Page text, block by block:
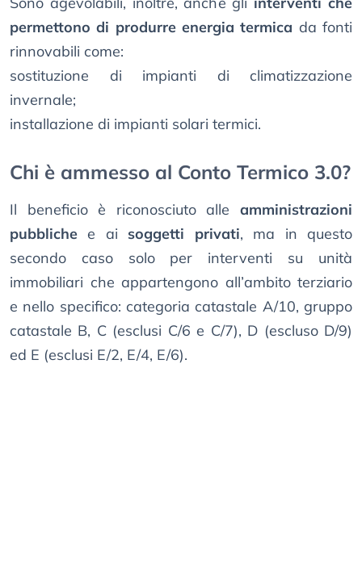
permettono di produrre energia termica da fonti
rinnovabili come:
sostituzione di impianti di climatizzazione
invernale;
installazione di impianti solari termici.
Chi è ammesso al Conto Termico 3.0?
Il beneficio è riconosciuto alle amministrazioni
pubbliche e ai soggetti privati, ma in questo
secondo caso solo per interventi su unità
immobiliari che appartengono all’ambito terziario
e nello specifico: categoria catastale A/10, gruppo
catastale B, C (esclusi C/6 e C/7), D (escluso D/9)
ed E (esclusi E/2, E/4, E/6).